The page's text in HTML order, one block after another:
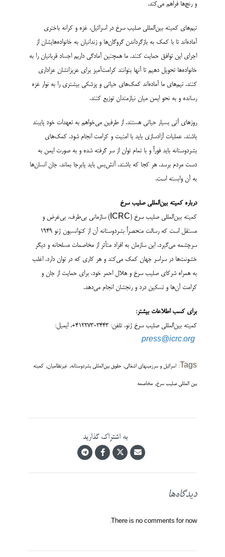
و رنج‌ها فراهم می‌کند.
تیم‌های کمیته بین‌المللی صلیب سرخ در اسرائیل، غزه و کرانه باختری
آماده‌­اند تا با کمک به بازگرداندن گروگان‌ها و زندانیان به خانواده‌هایشان از
اجرای این توافق حمایت کنند. ما همچنین آمادگی داریم اجساد قربانیان را به
خانواده‌ها تحویل دهیم تا آنها بتوانند کرامت­‌آمیز برای عزیزانشان عزاداری
کنند. تیم‌های ما آماده‌اند کمک‌های حیاتی و پزشکی بیشتری را به نوار غزه
رسانده و به نحو ایمن میان نیازمندان توزیع کنند.
روزهای آتی بسیار حیاتی هستند. از طرفین می‌خواهم به تعهدات خود پایبند
باشند. عملیات آزادسازی باید با امنیت و کرامت انجام شود. کمک‌های
بشردوستانه باید فوراً و با تمام توان از سر گرفته شده و به صورت ایمن به
دست مردم برسد، هر کجا که باشند. آتش‌بس باید پابرجا بماند. جان‌ انسان­‌ها
به آن وابسته است.
درباره کمیته بین‌المللی صلیب سرخ
کمیته بین‌المللی صلیب سرخ (ICRC) سازمانی بی‌طرف، بی‌غرض و
مستقل است که رسالت منحصراً بشردوستانه آن از کنوانسیون ژنو ۱۹۴۹
سرچشمه می‌گیرد. این سازمان به افراد متأثر از مخاصمات مسلحانه و دیگر
خشونت‌ها در سراسر جهان کمک می‌کند و هر کاری که در توان دارد، اغلب
به همراه شرکای صلیب سرخ و هلال احمر خود، برای حمایت از جان و
کرامت آن‌ها و تسکین درد و رنجشان انجام می‌دهد.
برای کسب اطلاعات بیشتر:
کمیته بین‌المللی صلیب سرخ ژنو، تلفن: 41227303443+، ایمیل:
press@icrc.org
Tags: اسرائیل و سرزمینهای اشغالی,حقوق بین‌المللی بشردوستانه, غیرنظامیان, کمیته
بین المللی صلیب سرخ, مخاصمه
به اشتراک گذارید
دیدگاه‌ها
There is no comments for now.